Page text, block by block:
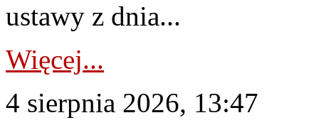
ustawy z dnia...
Więcej...
4 sierpnia 2026, 13:47